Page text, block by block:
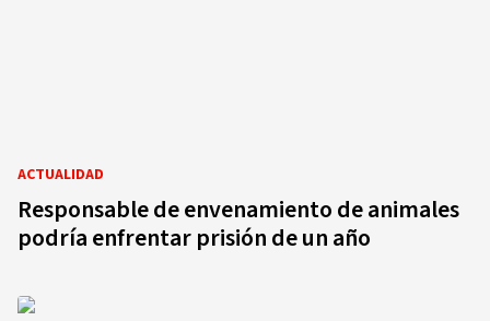
ACTUALIDAD
Responsable de envenamiento de animales
podría enfrentar prisión de un año